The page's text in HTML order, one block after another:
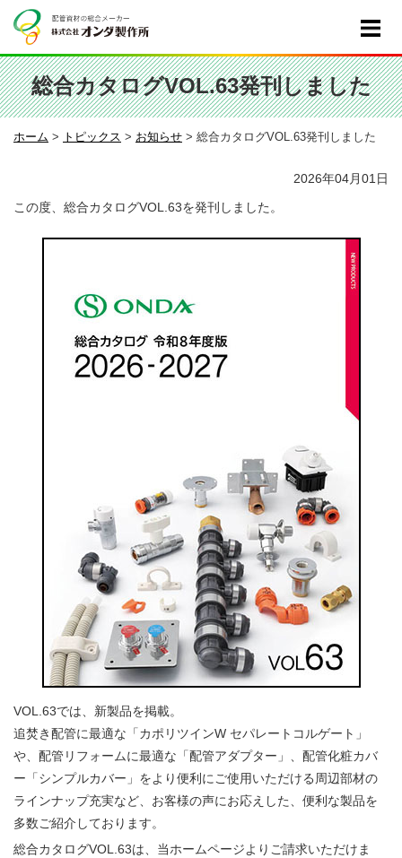
総合カタログVOL.63発刊しました
ホーム > トピックス > お知らせ > 総合カタログVOL.63発刊しました
2026年04月01日
この度、総合カタログVOL.63を発刊しました。
VOL.63では、新製品を掲載。
追焚き配管に最適な「カポリツインW セパレートコルゲート」
や、配管リフォームに最適な「配管アダプター」、配管化粧カバ
ー「シンプルカバー」をより便利にご使用いただける周辺部材の
ラインナップ充実など、お客様の声にお応えした、便利な製品を
多数ご紹介しております。
総合カタログVOL.63は、当ホームページよりご請求いただけま